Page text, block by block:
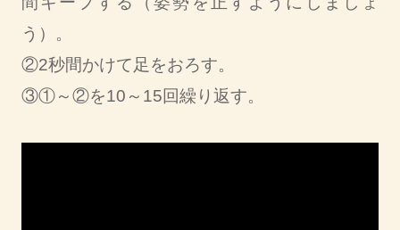
う）。
②2秒間かけて足をおろす。
③①～②を10～15回繰り返す。